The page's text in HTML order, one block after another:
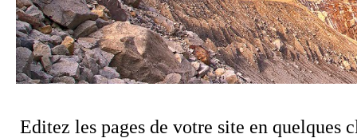
Editez les pages de votre site en quelques